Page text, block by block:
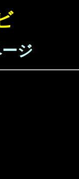
ジ